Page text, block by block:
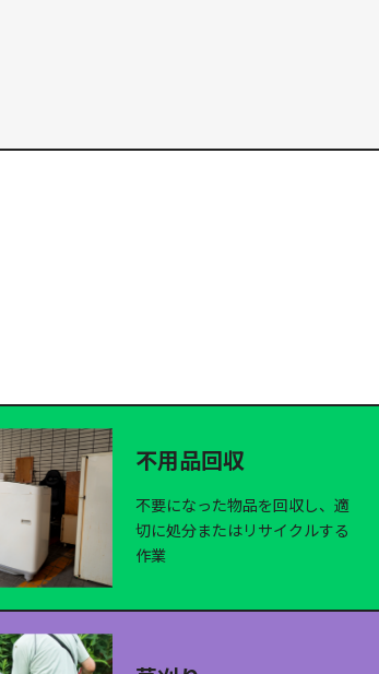
不用品回収
不要になった物品を回収し、適
切に処分またはリサイクルする
作業